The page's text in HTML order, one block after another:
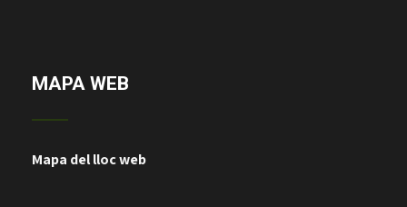
MAPA WEB
Mapa del lloc web